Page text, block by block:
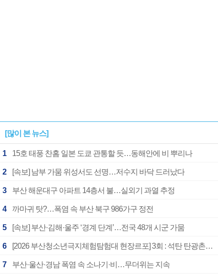
[많이 본 뉴스]
1 15호 태풍 찬홈 일본 도쿄 관통할 듯…동해안에 비 뿌리나
2 [속보] 남부 가뭄 위성서도 선명…저수지 바닥 드러났다
3 부산 해운대구 아파트 14층서 불…실외기 과열 추정
4 까마귀 탓?…폭염 속 부산 북구 986가구 정전
5 [속보] 부산·김해·울주 ‘경계 단계’…전국 48개 시군 가뭄
6 [2026 부산청소년극지체험탐험대 현장르포] 3회 : 석탄 탄광촌에서 북극 연구의 중심지로
7 부산·울산·경남 폭염 속 소나기·비…무더위는 지속